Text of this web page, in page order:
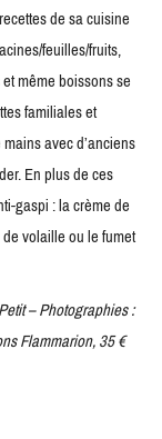
de sa cuisine
feuilles/fruits,
même boissons se
familiales et
avec d’anciens
En plus de ces
gaspi : la crème de
volaille ou le fumet
– Photographies :
Flammarion, 35 €